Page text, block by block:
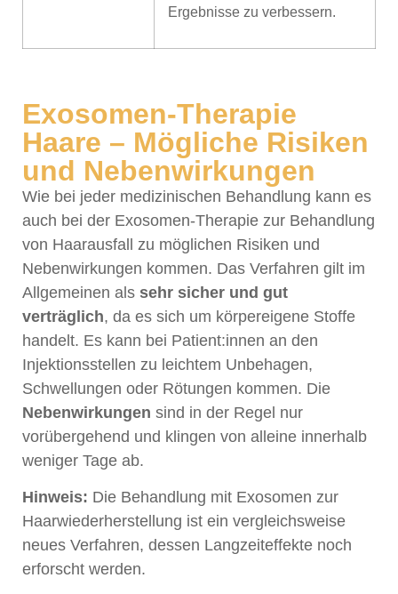
Ergebnisse zu verbessern.
Exosomen-Therapie
Haare – Mögliche Risiken
und Nebenwirkungen
Wie bei jeder medizinischen Behandlung kann es
auch bei der Exosomen-Therapie zur Behandlung
von Haarausfall zu möglichen Risiken und
Nebenwirkungen kommen. Das Verfahren gilt im
Allgemeinen als sehr sicher und gut
verträglich, da es sich um körpereigene Stoffe
handelt. Es kann bei Patient:innen an den
Injektionsstellen zu leichtem Unbehagen,
Schwellungen oder Rötungen kommen. Die
Nebenwirkungen sind in der Regel nur
vorübergehend und klingen von alleine innerhalb
weniger Tage ab.
Hinweis: Die Behandlung mit Exosomen zur
Haarwiederherstellung ist ein vergleichsweise
neues Verfahren, dessen Langzeiteffekte noch
erforscht werden.